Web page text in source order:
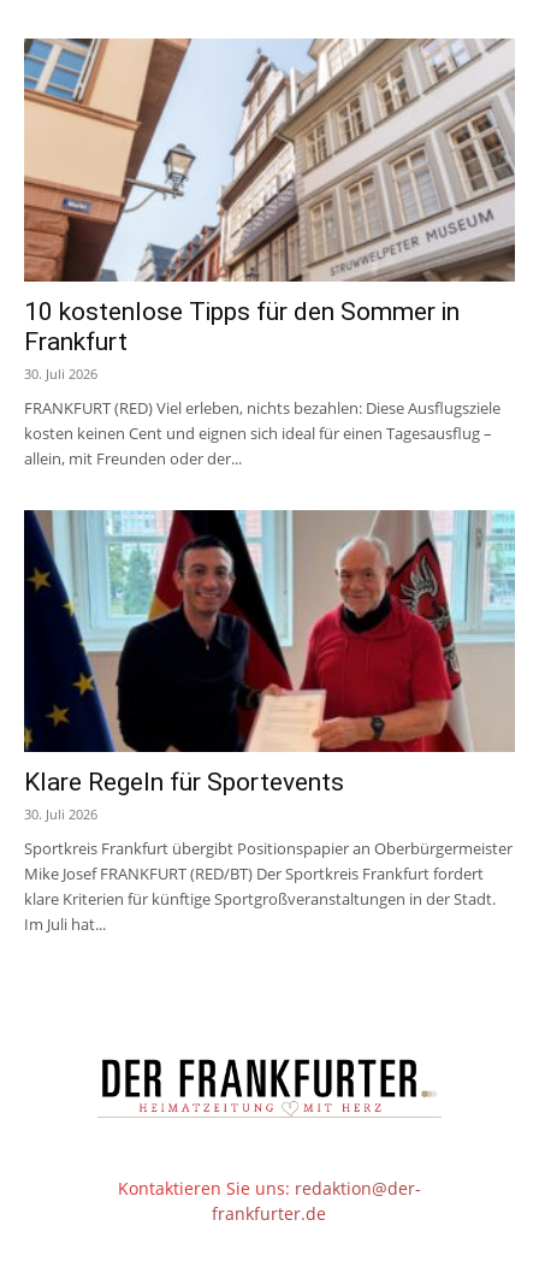
10 kostenlose Tipps für den Sommer in
Frankfurt
30. Juli 2026
FRANKFURT (RED) Viel erleben, nichts bezahlen: Diese Ausflugsziele
kosten keinen Cent und eignen sich ideal für einen Tagesausflug –
allein, mit Freunden oder der...
Klare Regeln für Sportevents
30. Juli 2026
Sportkreis Frankfurt übergibt Positionspapier an Oberbürgermeister
Mike Josef FRANKFURT (RED/BT) Der Sportkreis Frankfurt fordert
klare Kriterien für künftige Sportgroßveranstaltungen in der Stadt.
Im Juli hat...
Kontaktieren Sie uns: redaktion@der-
frankfurter.de